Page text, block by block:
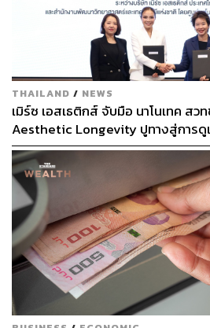
https://www.marca.com/en/
02/16/
https://
happened-to-the-swansea-
d-idolised
https://talksport.com/football/
-haaland-michu-idol-
TAGS: กีฬาฟุตบอล Premier League
Erling Haaland
THAILAND / NEWS
เมิร์ซ เอสเธติกส์ จับมือ นาโนเทค สว
Aesthetic Longevity ปูทางสู่การดู
[PR NEWS]